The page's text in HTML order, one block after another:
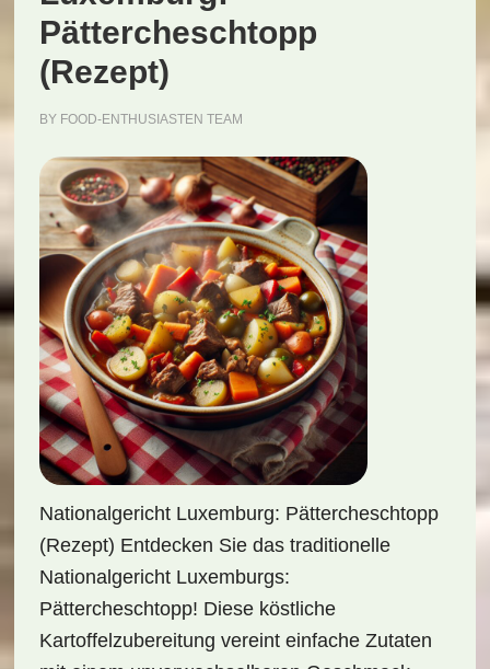
Pättercheschtopp
(Rezept)
BY FOOD-ENTHUSIASTEN TEAM
Nationalgericht Luxemburg: Pättercheschtopp
(Rezept) Entdecken Sie das traditionelle
Nationalgericht Luxemburgs:
Pättercheschtopp! Diese köstliche
Kartoffelzubereitung vereint einfache Zutaten